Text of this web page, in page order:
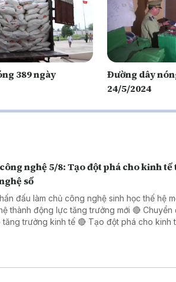
389 ngày
Đường dây
24/5/2024
nghệ 5/8: Tạo đột phá cho kinh
số
đấu làm chủ công nghệ sinh học thế hệ
thành động lực tăng trưởng mới 🔴 Chuyển
🔴 Tạo đột phá cho kinh tế tập thể bằng giải